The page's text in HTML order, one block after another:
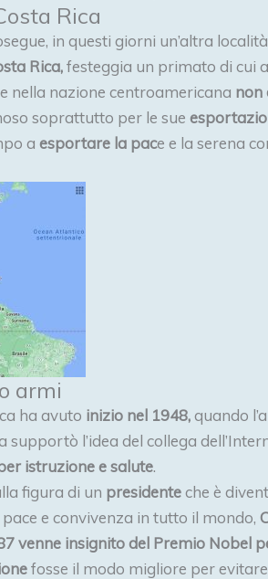
Rica
in questi giorni un’altra
Rica,festeggia un primato di cui
nella nazione centroamericana non
soprattutto per le sue
a esportare la pace e la serena
armi
ha avuto inizio nel 1948,quando
supportò l’idea del collega
istruzione e salute.
figura di un presidenteche è
e convivenza in tutto il mondo,
venne insignito del Premio Nobel
fosse il modo migliore per